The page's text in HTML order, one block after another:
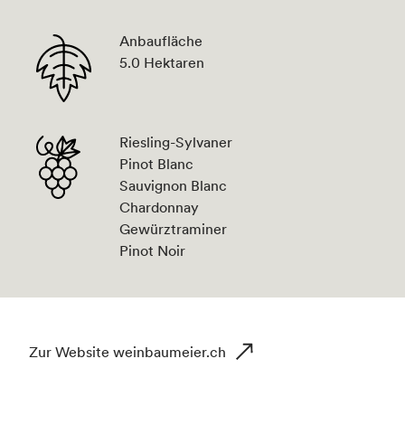
Anbaufläche
5.0 Hektaren
Riesling-Sylvaner
Pinot Blanc
Sauvignon Blanc
Chardonnay
Gewürztraminer
Pinot Noir
Zur Website weinbaumeier.ch